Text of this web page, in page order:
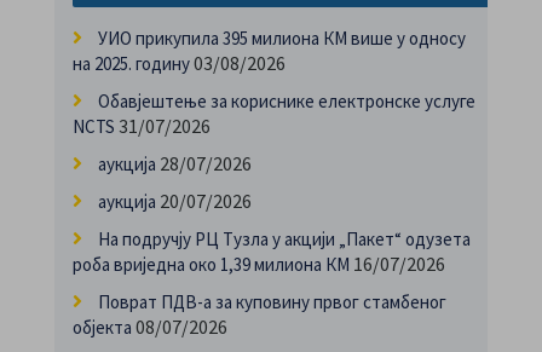
УИО прикупила 395 милиона КМ више у односу
на 2025. годину03/08/2026
Обавјештење за кориснике електронске услуге
NCTS 31/07/2026
аукција 28/07/2026
аукција 20/07/2026
На подручју РЦ Тузла у акцији „Пакет“ одузета
роба вриједна око 1,39 милиона КМ 16/07/2026
Поврат ПДВ-а за куповину првог стамбеног
објекта 08/07/2026